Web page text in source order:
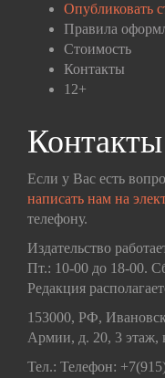
Опубликовать
Правила
Стоимость
Контакты
12+
Контакты
Если у Вас есть
написать нам на
телефону.
Издательство
Пт.: 10-00 до 18-00.
Редакция
153000, РФ,
Армии, д. 20, 3 этаж,
Тел.: Телефон: